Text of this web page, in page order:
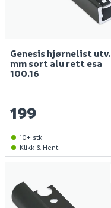
Genesis hjørnelist utv.
mm sort alu rett esa
100.16
199
10+ stk
Klikk & Hent